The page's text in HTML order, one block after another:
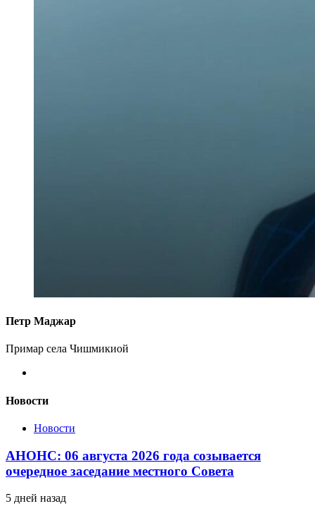
Петр Маджар
Примар села Чишмикиой
Новости
Новости
АНОНС: 06 августа 2026 года созывается
очередное заседание местного Совета
5 дней назад